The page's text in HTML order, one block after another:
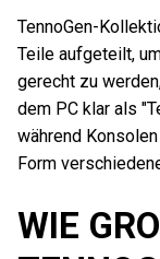
TennoGen-
Teile aufgeteilt,
gerecht zu
dem PC klar als
während
Form
WIE